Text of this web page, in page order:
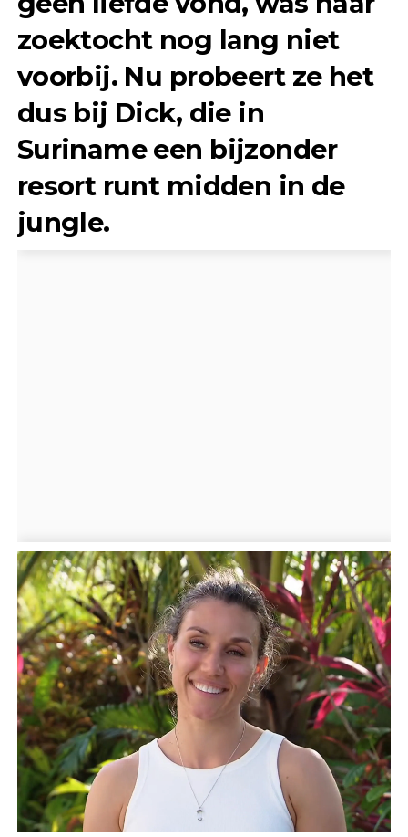
zoektocht nog lang niet
voorbij. Nu probeert ze het
dus bij Dick, die in
Suriname een bijzonder
resort runt midden in de
jungle.